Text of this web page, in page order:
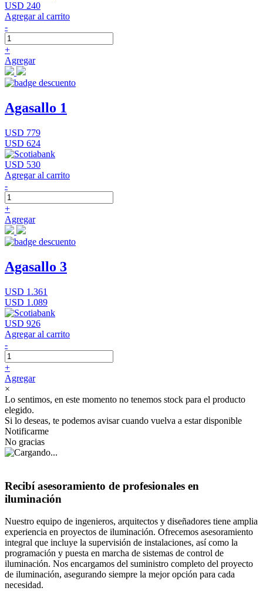
USD 240
Agregar al carrito
-
+
Agregar
Agasallo 1
USD 779
USD 624
USD 530
Agregar al carrito
-
+
Agregar
Agasallo 3
USD 1.361
USD 1.089
USD 926
Agregar al carrito
-
+
Agregar
×
Lo sentimos, en este momento no tenemos stock para el producto
elegido.
Si lo deseas, te podemos avisar cuando vuelva a estar disponible
Notificarme
No gracias
Recibí asesoramiento de profesionales en
iluminación
Nuestro equipo de ingenieros, arquitectos y diseñadores tiene amplia
experiencia en proyectos de iluminación. Ofrecemos asesoramiento
integral que incluye la supervisión de instalaciones, así como la
programación y puesta en marcha de sistemas de control de
iluminación. Nos encargamos del suministro completo del proyecto
de iluminación, asegurando siempre la mejor opción para cada
necesidad.